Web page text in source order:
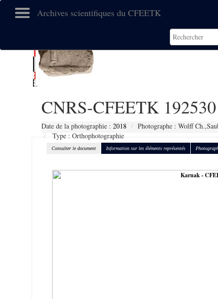
Archives scientifiques du CFEETK
CNRS-CFEETK 192530
Date de la photographie : 2018
Photographe : Wolff
Type : Orthophotographie
Consulter le document Information sur les éléments représentés